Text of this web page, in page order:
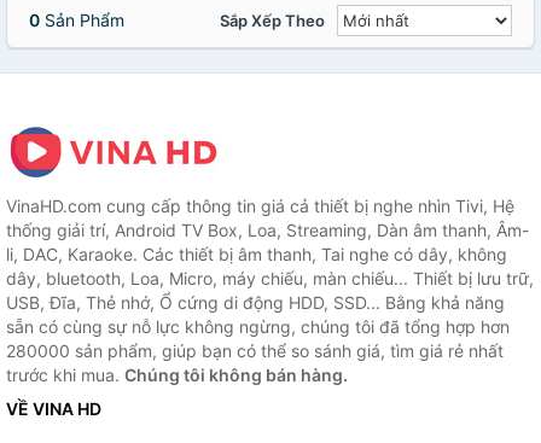
0 Sản Phẩm Sắp Xếp Theo
VinaHD.com cung cấp thông tin giá cả thiết bị nghe nhìn Tivi, Hệ
thống giải trí, Android TV Box, Loa, Streaming, Dàn âm thanh, Âm-
li, DAC, Karaoke. Các thiết bị âm thanh, Tai nghe có dây, không
dây, bluetooth, Loa, Micro, máy chiếu, màn chiếu... Thiết bị lưu trữ,
USB, Đĩa, Thẻ nhớ, Ổ cứng di động HDD, SSD... Bằng khả năng
sẵn có cùng sự nỗ lực không ngừng, chúng tôi đã tổng hợp hơn
280000 sản phẩm, giúp bạn có thể so sánh giá, tìm giá rẻ nhất
trước khi mua. Chúng tôi không bán hàng.
VỀ VINA HD